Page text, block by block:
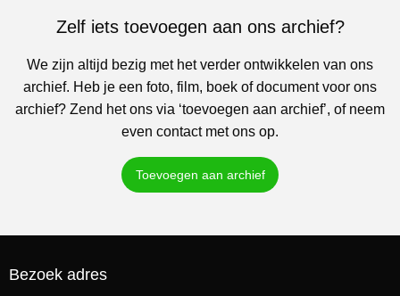
Zelf iets toevoegen aan ons archief?
We zijn altijd bezig met het verder ontwikkelen van ons
archief. Heb je een foto, film, boek of document voor ons
archief? Zend het ons via ‘toevoegen aan archief’, of neem
even contact met ons op.
Toevoegen aan archief
Bezoek adres